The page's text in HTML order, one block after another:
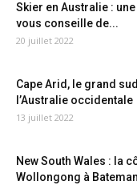
Skier en Australie :
vous conseille de...
20 juillet 2022
Cape Arid, le grand
l’Australie occidentale
13 juillet 2022
New South Wales : la
Wollongong à